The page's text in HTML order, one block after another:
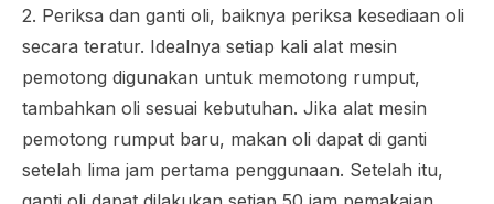
2. Periksa dan ganti oli, baiknya periksa kesediaan oli
secara teratur. Idealnya setiap kali alat mesin
pemotong digunakan untuk memotong rumput,
tambahkan oli sesuai kebutuhan. Jika alat mesin
pemotong rumput baru, makan oli dapat di ganti
setelah lima jam pertama penggunaan. Setelah itu,